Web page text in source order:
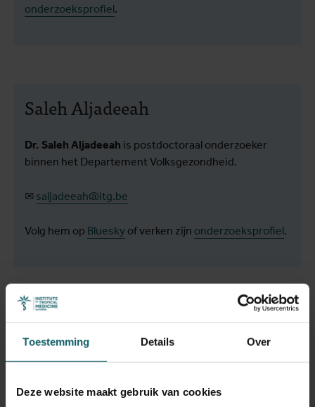
Toestemming Details Over
Deze website maakt gebruik van cookies
onderzoeksprofiel.
Saleh Aljadeeah
Dr. Saleh Aljadeeah is postdoctoraal onderzoeker
binnen het Departement Volksgezondheid.
✉ saljadeeah@itg.be
Volg hem op Bluesky of verken zijn onderzoeksprofiel.
Belen Tarrafeta
Belen Tarrafetais beleidsadviseur en onderzoeker